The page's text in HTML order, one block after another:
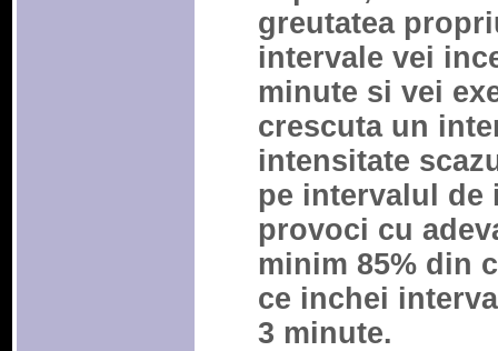
greutatea
intervale vei
minute si vei
crescuta un
intensitate
pe intervalul de
provoci cu
minim 85% din
ce inchei
3 minute.